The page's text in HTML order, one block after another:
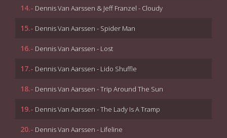
14.- Dennis Van Aarssen & Jeff Franzel - Cloudy
15.- Dennis Van Aarssen - Spider Man
16.- Dennis Van Aarssen - Lost
17.- Dennis Van Aarssen - Lido Shuffle
18.- Dennis Van Aarssen - Trip Around The Sun
19.- Dennis Van Aarssen - The Lady Is A Tramp
20.- Dennis Van Aarssen - Lifeline